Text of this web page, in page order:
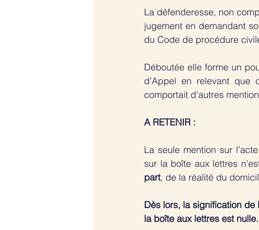
La défenderesse, non
jugement en demandant
du Code de procédure
Déboutée elle forme un
d’Appel en relevant que
comportait d’autres
A RETENIR :
La seule mention sur
sur la boîte aux lettres
part, de la réalité du
Dès lors, la signification de
la boîte aux lettres est nulle.